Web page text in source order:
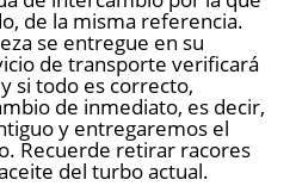
de la misma referencia.
se entregue en su
de transporte verificará
si todo es correcto,
de inmediato, es decir,
y entregaremos el
Recuerde retirar racores
del turbo actual.